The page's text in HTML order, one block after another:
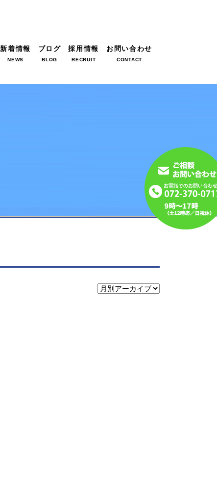
新着情報
NEWS
ブログ
BLOG
採用情報
RECRUIT
お問い合わせ
CONTACT